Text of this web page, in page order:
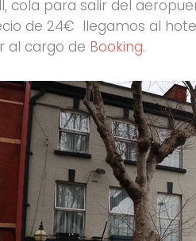
cola para salir del
de 24€ llegamos al
al cargo de Booking.